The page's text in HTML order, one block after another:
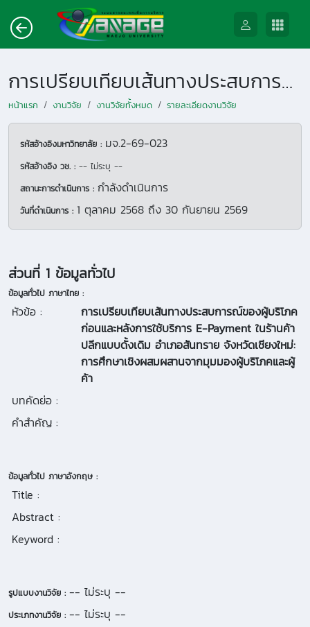
การเปรียบเทียบเส้นทางประสบการณ์ของผู้บริโภคก่อนและหลังการใช้บริการ E-Payment ในร้านค้าปลีกแบบดั้งเดิม อำเภอสันทราย จังหวัดเชียงใหม่: การศึกษาเชิงผสมผสานจากมุมมองผู้บริโภคและผู้ค้า
หน้าแรก งานวิจัย งานวิจัยทั้งหมด รายละเอียดงานวิจัย
รหัสอ้างอิงมหาวิทยาลัย : มจ.2-69-023
รหัสอ้างอิง วช. : -- ไม่ระบุ --
สถานะการดำเนินการ : กำลังดำเนินการ
วันที่ดำเนินการ : 1 ตุลาคม 2568 ถึง 30 กันยายน 2569
ส่วนที่ 1 ข้อมูลทั่วไป
ข้อมูลทั่วไป ภาษาไทย :
หัวข้อ :
การเปรียบเทียบเส้นทางประสบการณ์ของผู้บริโภค
ก่อนและหลังการใช้บริการ E-Payment ในร้านค้า
ปลีกแบบดั้งเดิม อำเภอสันทราย จังหวัดเชียงใหม่:
การศึกษาเชิงผสมผสานจากมุมมองผู้บริโภคและผู้
ค้า
บทคัดย่อ :
คำสำคัญ :
ข้อมูลทั่วไป ภาษาอังกฤษ :
Title :
Abstract :
Keyword :
รูปแบบงานวิจัย : -- ไม่ระบุ --
ประเภทงานวิจัย : -- ไม่ระบุ --